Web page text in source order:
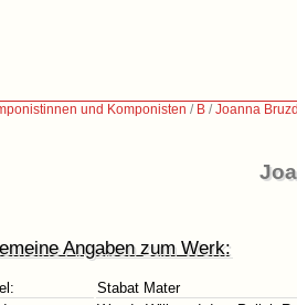
und Komponisten / B /Joanna
Angaben zum Werk:
Stabat Mater